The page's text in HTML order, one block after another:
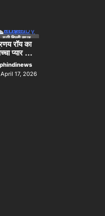
dead : बेकाबू वाहन ने
को कुचला, तीन कांवड़ियों
में नाबालिग से दुष्कर्म
घसीटकर पीट-पीटकर मार
यूपी हिन्दी न्यूज
स्पेशलरॉय का
प्यार …
April 17, 2026